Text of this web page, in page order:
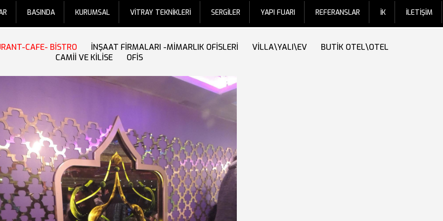
BASINDA KURUMSAL VİTRAY TEKNİKLERİ SERGİLER YAPI FUARI REFERANSLAR İK İLETİŞİM
CAFE- BİSTRO İNŞAAT FİRMALARI -MİMARLIK OFİSLERİ VİLLA\YALI\EV
BUTİK OTEL\OTEL
CAMİİ VE KİLİSE
OFİS